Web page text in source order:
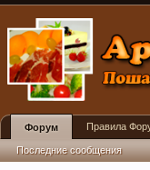
Форум
Последние сообщения
Правила